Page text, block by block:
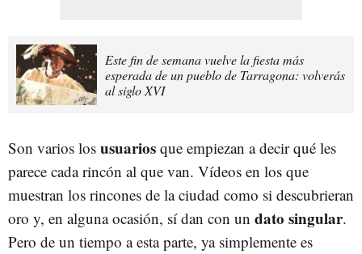
Este fin de semana vuelve la fiesta más
esperada de un pueblo de Tarragona: volverás
al siglo XVI
Son varios los usuarios que empiezan a decir qué les
parece cada rincón al que van. Vídeos en los que
muestran los rincones de la ciudad como si descubrieran
oro y, en alguna ocasión, sí dan con un dato singular.
Pero de un tiempo a esta parte, ya simplemente es